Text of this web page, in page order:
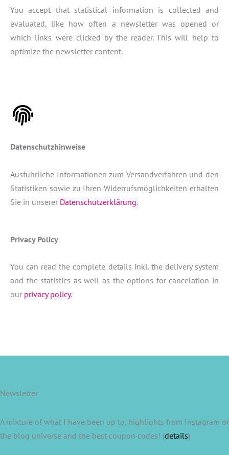
You accept that statistical information is collected and
evaluated, like how often a newsletter was opened or
which links were clicked by the reader. This will help to
optimize the newsletter content.
Datenschutzhinweise
Ausführliche Informationen zum Versandverfahren und den
Statistiken sowie zu Ihren Widerrufsmöglichkeiten erhalten
Sie in unserer Datenschutzerklärung.
Privacy Policy
You can read the complete details inkl. the delivery system
and the statistics as well as the options for cancelation in
our privacy policy.
Newsletter
A mixture of what I have been up to, highlights from Instagram or
the blog universe and the best coupon codes! (details)